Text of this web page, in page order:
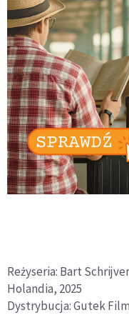
Reżyseria: Bart Schrijver
Holandia, 2025
Dystrybucja: Gutek Film